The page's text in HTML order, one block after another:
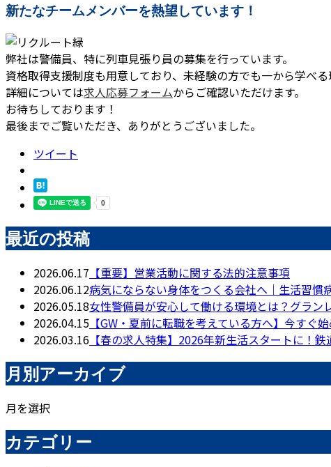
新たなチームメンバーを熱望しています！
弊社は警備員、特に列車見張り員の募集を行っています。
資格取得支援制度も用意しており、未経験の方でも一から学べ
詳細については求人応募フォームからご確認いただけます。
お待ちしております！
最後までご覧いただき、ありがとうございました。
ツイート
最近の投稿
2026.06.17 【重要】営業活動に関する法的注意事項
2026.06.12病気にならない身体をつくる会社へ｜生活習慣
2026.05.18女性警備員が安心して働ける環境とは？グラン
2026.04.15 【GW・夏前に転職を考えている方へ】今すぐ
2026.03.16 【春の求人特集】2026年新生活スタートに！
月別アーカイブ
月を選択
カテゴリー